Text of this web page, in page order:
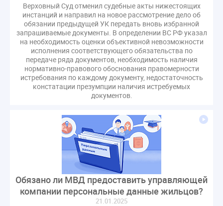
Верховный Суд отменил судебные акты нижестоящих
инстанций и направил на новое рассмотрение дело об
обязании предыдущей УК передать вновь избранной
запрашиваемые документы. В определении ВС РФ указал
на необходимость оценки объективной невозможности
исполнения соответствующего обязательства по
передаче ряда документов, необходимость наличия
нормативно-правового обоснования правомерности
истребования по каждому документу, недостаточность
констатации презумпции наличия истребуемых
документов.
Обязано ли МВД предоставить управляющей
компании персональные данные жильцов?
21.01.2025